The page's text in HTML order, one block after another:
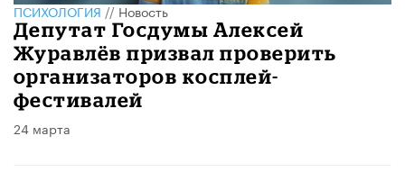
ПСИХОЛОГИЯ//Новость
Депутат Госдумы Алексей
Журавлёв призвал проверить
организаторов косплей-
фестивалей
24 марта